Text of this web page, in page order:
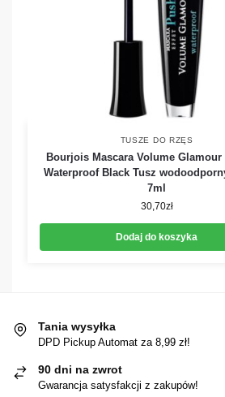
TUSZE DO RZĘS
Bourjois Mascara Volume Glamour
Waterproof Black Tusz
7ml
30,70zł
Dodaj do koszyka
Tania wysyłka
DPD Pickup Automat za 8,99 zł!
90 dni na zwrot
Gwarancja satysfakcji z zakupów!